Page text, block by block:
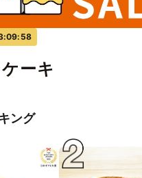
ーキ
ング